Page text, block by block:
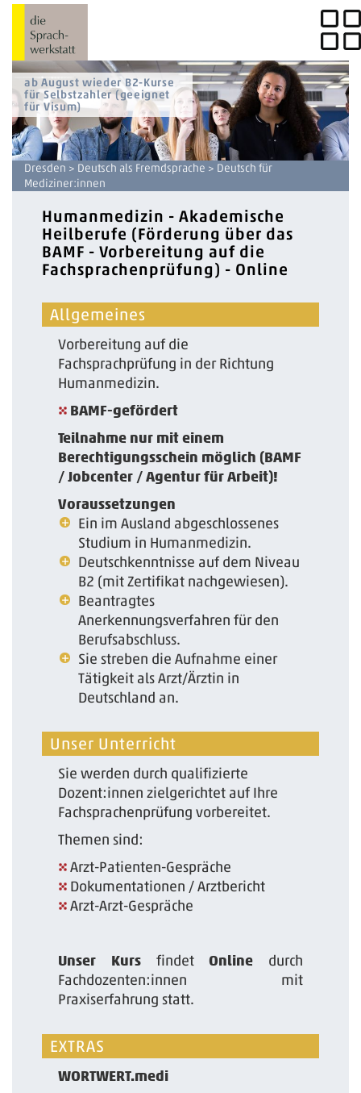
ab August wieder B2-Kurse
für Selbstzahler (geeignet
für Visum)
Dresden > Deutsch als Fremdsprache > Deutsch für
Mediziner:innen
Humanmedizin - Akademische
Heilberufe (Förderung über das
BAMF - Vorbereitung auf die
Fachsprachenprüfung) - Online
Allgemeines
Vorbereitung auf die
Fachsprachprüfung in der Richtung
Humanmedizin.
BAMF-gefördert
Teilnahme nur mit einem
Berechtigungsschein möglich (BAMF
/ Jobcenter / Agentur für Arbeit)!
Voraussetzungen
Ein im Ausland abgeschlossenes
Studium in Humanmedizin.
Deutschkenntnisse auf dem Niveau
B2 (mit Zertifikat nachgewiesen).
Beantragtes
Anerkennungsverfahren für den
Berufsabschluss.
Sie streben die Aufnahme einer
Tätigkeit als Arzt/Ärztin in
Deutschland an.
Unser Unterricht
Sie werden durch qualifizierte
Dozent:innen zielgerichtet auf Ihre
Fachsprachenprüfung vorbereitet.
Themen sind:
Arzt-Patienten-Gespräche
Dokumentationen / Arztbericht
Arzt-Arzt-Gespräche
Unser Kurs findetOnline
durch
Fachdozenten:innen mit
Praxiserfahrung statt.
EXTRAS
WORTWERT.medi